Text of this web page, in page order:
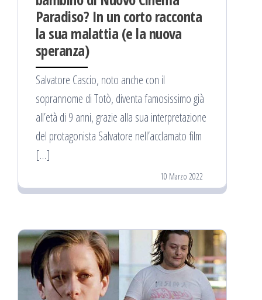
Paradiso? In un corto racconta
la sua malattia (e la nuova
speranza)
Salvatore Cascio, noto anche con il
soprannome di Totò, diventa famosissimo già
all’età di 9 anni, grazie alla sua interpretazione
del protagonista Salvatore nell’acclamato film
[…]
10 Marzo 2022